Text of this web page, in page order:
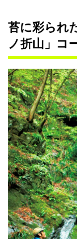
苔に彩られ
ノ折山」コ